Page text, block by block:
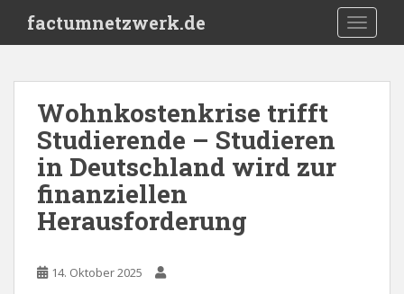
i
factumnetzwerk.de
Wohnkostenkrise trifft
Studierende – Studieren
in Deutschland wird zur
finanziellen
Herausforderung
14. Oktober 2025